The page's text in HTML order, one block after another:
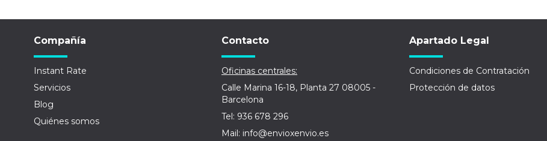
Compañía
Instant Rate
Servicios
Blog
Quiénes somos
Contacto
Oficinas centrales:
Calle Marina 16-18, Planta 27 08005 -
Barcelona
Tel: 936 678 296
Mail: info@envioxenvio.es
Apartado Legal
Condiciones de Contratación
Protección de datos